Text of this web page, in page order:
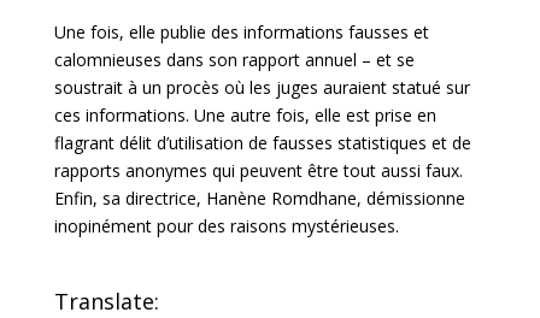
Une fois, elle publie des informations fausses et
calomnieuses dans son rapport annuel – et se
soustrait à un procès où les juges auraient statué sur
ces informations. Une autre fois, elle est prise en
flagrant délit d’utilisation de fausses statistiques et de
rapports anonymes qui peuvent être tout aussi faux.
Enfin, sa directrice, Hanène Romdhane, démissionne
inopinément pour des raisons mystérieuses.
Translate: